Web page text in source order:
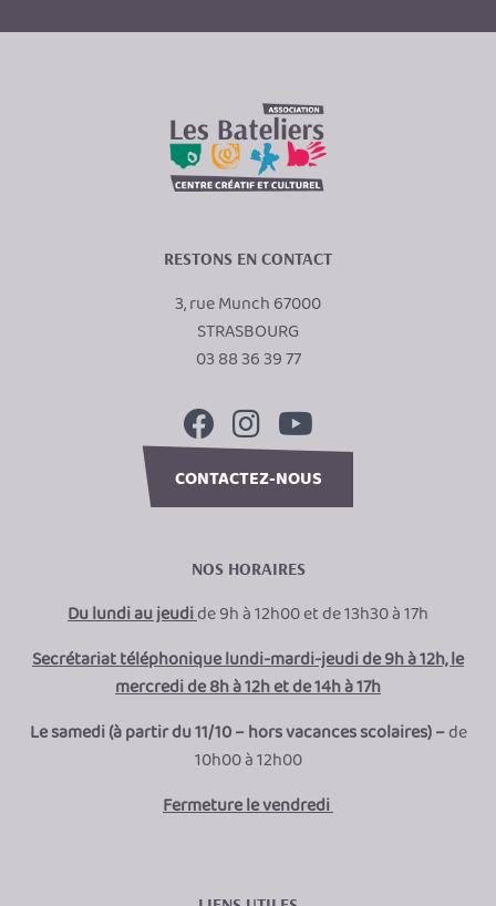
RESTONS EN CONTACT
3, rue Munch 67000
STRASBOURG
03 88 36 39 77
CONTACTEZ-NOUS
NOS HORAIRES
Du lundi au jeudide 9h à 12h00 et de 13h30 à 17h
Secrétariat téléphonique lundi-mardi-jeudi de 9h à 12h, le
mercredi de 8h à 12h et de 14h à 17h
Le samedi (à partir du 11/10 – hors vacances scolaires) –de
10h00 à 12h00
Fermeture le vendredi